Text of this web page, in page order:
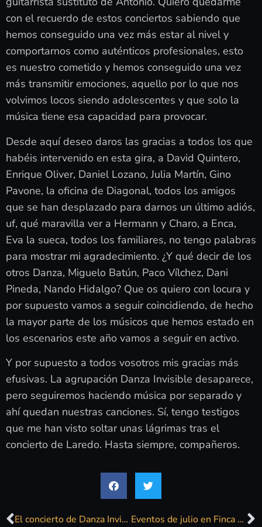
con el recuerdo de estos conciertos sabiendo que
hemos conseguido una vez más estar al nivel y
comportarnos como auténticos profesionales, esto
es nuestro cometido y hemos conseguido una vez
más transmitir emociones, aquello por lo que nos
volvimos locos siendo adolescentes y que solo la
música tiene esa capacidad para provocar.
Desde aquí deseo daros las gracias a todos los que
habéis intervenido en esta gira, a David Quintero,
Enrique Oliver, Daniel Lozano, Julia Martín, Gino
Pavone, la oficina de Diagonal, todos los amigos
que se han desplazado para darnos un último adiós,
uf, qué maravilla ver a Hermann y Charo, a Enca,
Eva la sueca, todos los familiares, no tengo palabras
para mostrar mi agradecimiento. ¿Y qué decir de los
otros Danza, Miguelo Batún, Paco Vílchez, Dani
Pineda, Nando Hidalgo? Que os quiero con locura y
por supuesto vamos a seguir coincidiendo, de hecho
la mayor parte de los músicos que hemos estado en
los escenarios este año vamos a seguir en activo.
Y por supuesto a todos vosotros mis gracias más
efusivas. La agrupación Danza Invisible desaparece,
pero seguiremos haciendo música por separado y
ahí quedan nuestras canciones. Sí, tengo testigos
que me han visto soltar unas lágrimas tras el
concierto de Laredo. Hasta siempre, compañeros.
El concierto de Danza Invisible, en imágenes Eventos de julio en Finca El Portón